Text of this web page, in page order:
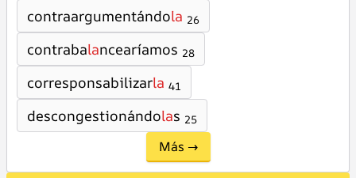
contraargumentándola 26
contrabalancearíamos 28
corresponsabilizarla 41
descongestionándolas 25
Más →